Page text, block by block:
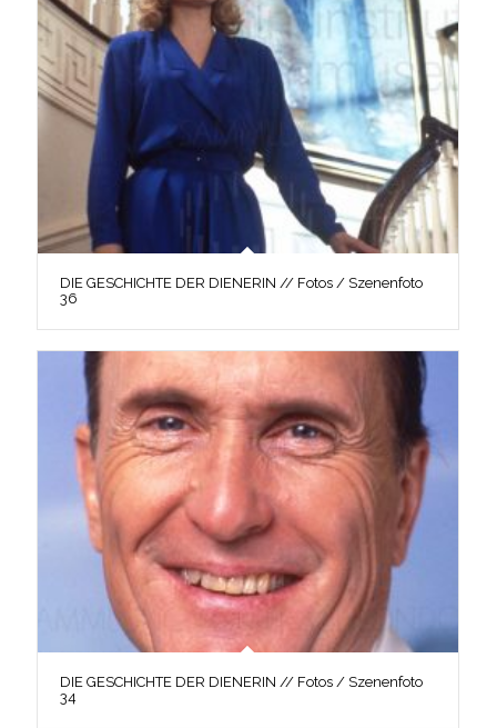
DIE GESCHICHTE DER DIENERIN // Fotos / Szenenfoto
36
DIE GESCHICHTE DER DIENERIN // Fotos / Szenenfoto
34